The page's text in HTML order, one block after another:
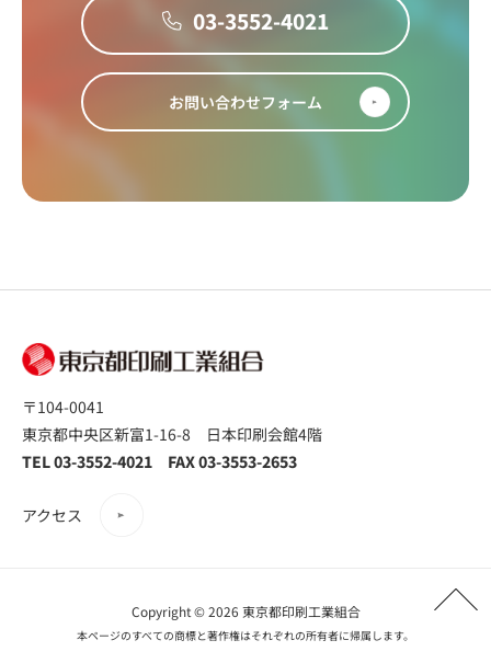
03-3552-4021
お問い合わせフォーム
〒104-0041
東京都中央区新富1-16-8 日本印刷会館4階
TEL 03-3552-4021 FAX 03-3553-2653
アクセス
Copyright © 2026 東京都印刷工業組合
本ページのすべての商標と著作権はそれぞれの所有者に帰属します。